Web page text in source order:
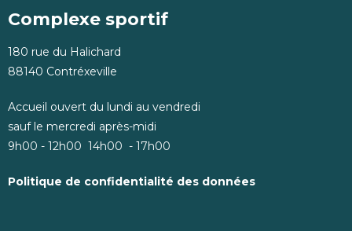
Complexe sportif
180 rue du Halichard
88140 Contréxeville
Accueil ouvert du lundi au vendredi
sauf le mercredi après-midi
9h00 - 12h00 14h00 - 17h00
Politique de confidentialité des données